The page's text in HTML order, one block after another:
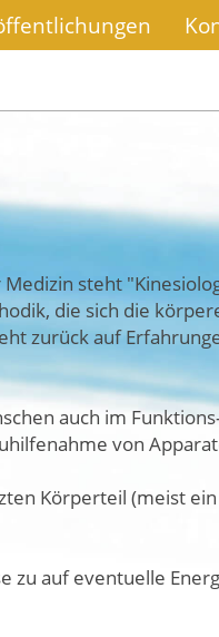
steht
die sich die
zurück auf
auch im
von
Körperteil (meist
auf eventuelle